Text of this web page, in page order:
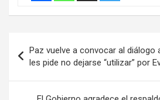
de
entradas
Paz vuelve a convocar al diálogo
les pide no dejarse “utilizar” por